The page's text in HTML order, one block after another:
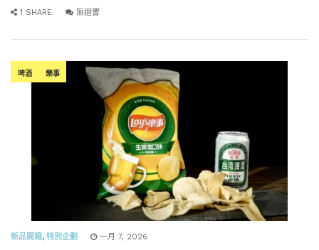
1 SHARE 無迴響
啤酒 樂事
新品開箱, 特別企劃 一月 7, 2026